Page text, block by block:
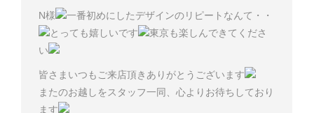
N様
一番初めにしたデザインのリピートなんて・・
とっても嬉しいです
東京も楽しんできてくださ
い
皆さまいつもご来店頂きありがとうございます
またのお越しをスタッフ一同、心よりお待ちしており
ます